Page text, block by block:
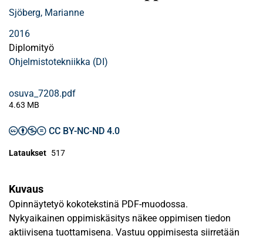
Sjöberg, Marianne
2016
Diplomityö
Ohjelmistotekniikka (DI)
osuva_7208.pdf
4.63 MB
CC BY-NC-ND 4.0
Lataukset 517
Kuvaus
Opinnäytetyö kokotekstinä PDF-muodossa.
Nykyaikainen oppimiskäsitys näkee oppimisen tiedon
aktiivisena tuottamisena. Vastuu oppimisesta siirretään